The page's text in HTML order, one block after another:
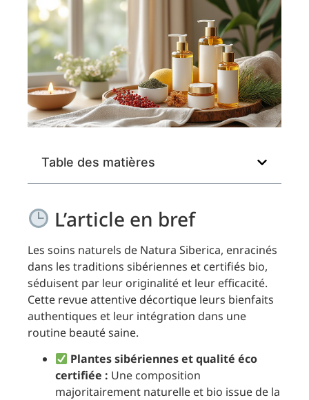
Table des matières
L’article en bref
Les soins naturels de Natura Siberica, enracinés
dans les traditions sibériennes et certifiés bio,
séduisent par leur originalité et leur efficacité.
Cette revue attentive décortique leurs bienfaits
authentiques et leur intégration dans une
routine beauté saine.
Plantes sibériennes et qualité éco
certifiée : Une composition
majoritairement naturelle et bio issue de la